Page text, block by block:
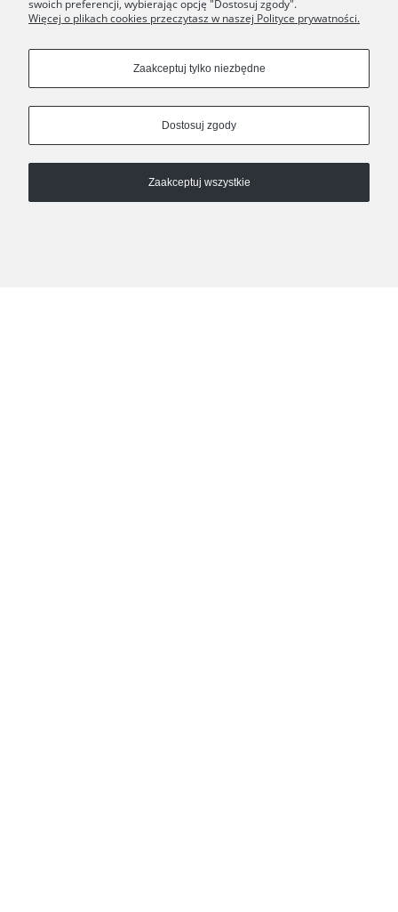
swoich preferencji, wybierając opcję "Dostosuj zgody".
Więcej o plikach cookies przeczytasz w naszej Polityce prywatności.
Zaakceptuj tylko niezbędne
Dostosuj zgody
Zaakceptuj wszystkie